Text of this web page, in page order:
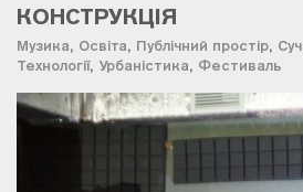
КОНСТРУКЦІЯ
Музика, Освіта, Публічний простір,
Технології, Урбаністика, Фестиваль